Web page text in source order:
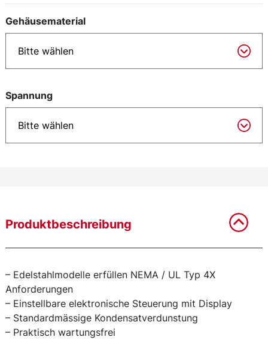
Gehäusematerial
Spannung
Produktbeschreibung
– Edelstahlmodelle erfüllen NEMA / UL Typ 4X
Anforderungen
– Einstellbare elektronische Steuerung mit Display
– Standardmässige Kondensatverdunstung
– Praktisch wartungsfrei